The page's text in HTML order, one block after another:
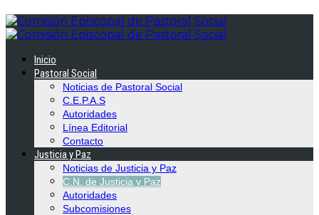
Inicio
Pastoral Social
Noticias de Pastoral Social
C.E.P.A.S
Autoridades
Línea Editorial
Contacto
Justicia y Paz
Noticias de Justicia y Paz
C.N. de Justicia y Paz
Autoridades
Subcomisiones